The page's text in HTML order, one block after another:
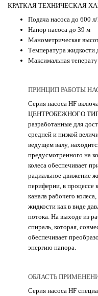
КРАТКАЯ ТЕХНИЧЕСКАЯ
Подача насоса до 600
Напор насоса до 39 м
Манометрическая
Температура жидкости
Максимальная
ПРИНЦИП РАБОТЫ
Серия насоса HF
ЦЕНТРОБЕЖНОГО
разработанные для
средней и низкой
ведущем валу,
предусмотренного на
колеса обеспечивает
радиальное движение
периферии, в процессе
канала рабочего
жидкости как в виде
потока. На выходе из
спираль, которая,
обеспечивает
энергию напора.
ОБЛАСТЬ
Серия насоса HF